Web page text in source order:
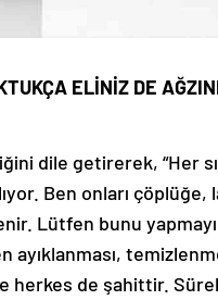
ELİNİZ DE
dile getirerek, “Her
Ben onları çöplüğe,
Lütfen bunu
herkes de şahittir.